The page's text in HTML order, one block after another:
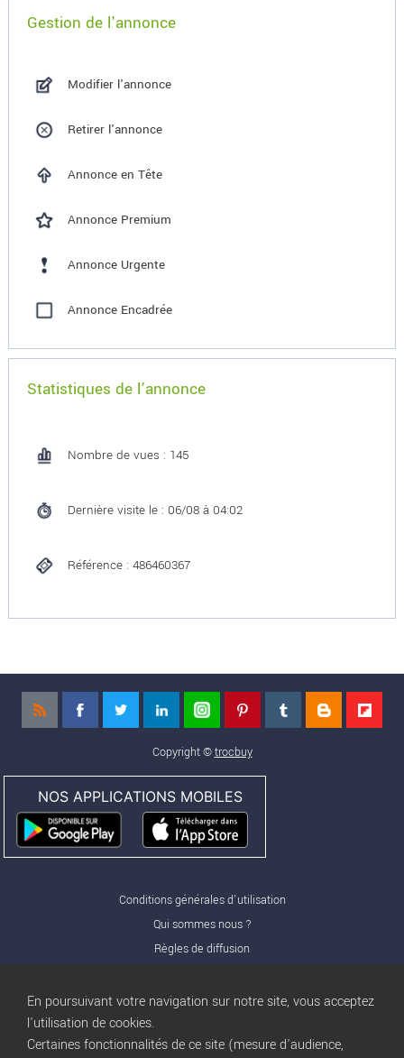
Gestion de l'annonce
Modifier l'annonce
Retirer l'annonce
Annonce en Tête
Annonce Premium
Annonce Urgente
Annonce Encadrée
Statistiques de l'annonce
Nombre de vues : 145
Dernière visite le : 06/08 à 04:02
Référence : 486460367
Copyright ©trocbuy
NOS APPLICATIONS MOBILES
Conditions générales d'utilisation
Qui sommes nous ?
Règles de diffusion
Nos offres Pro
Publicité
En poursuivant votre navigation sur notre site, vous acceptez
l'utilisation de cookies.
Certaines fonctionnalités de ce site (mesure d'audience,